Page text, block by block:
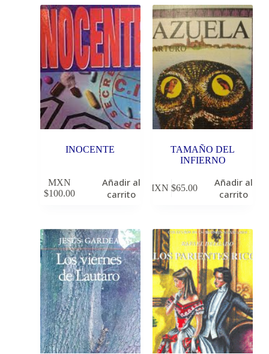
INOCENTE
MXN
$100.00
Añadir al
carrito
TAMAÑO DEL
INFIERNO
MXN $65.00
Añadir al
carrito